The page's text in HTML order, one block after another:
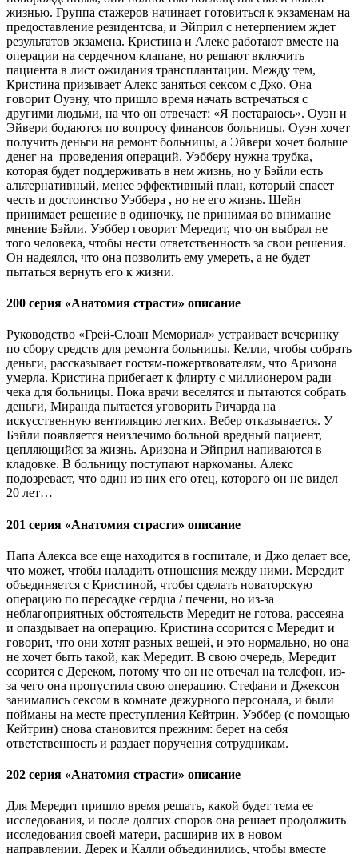
жизнью. Группа стажеров начинает готовиться к экзаменам на
предоставление резидентсва, и Эйприл с нетерпением ждет
результатов экзамена. Кристина и Алекс работают вместе на
операции на сердечном клапане, но решают включить
пациента в лист ожидания трансплантации. Между тем,
Кристина призывает Алекс заняться сексом с Джо. Она
говорит Оуэну, что пришло время начать встречаться с
другими людьми, на что он отвечает: «Я постараюсь». Оуэн и
Эйвери бодаются по вопросу финансов больницы. Оуэн хочет
получить деньги на ремонт больницы, а Эйвери хочет больше
денег на проведения операций. Уэбберу нужна трубка,
которая будет поддерживать в нем жизнь, но у Бэйли есть
альтернативный, менее эффективный план, который спасет
честь и достоинство Уэббера , но не его жизнь. Шейн
принимает решение в одиночку, не принимая во внимание
мнение Бэйли. Уэббер говорит Мередит, что он выбрал не
того человека, чтобы нести ответственность за свои решения.
Он надеялся, что она позволить ему умереть, а не будет
пытаться вернуть его к жизни.
200 серия «Анатомия страсти» описание
Руководство «Грей-Слоан Мемориал» устраивает вечеринку
по сбору средств для ремонта больницы. Келли, чтобы собрать
деньги, рассказывает гостям-пожертвователям, что Аризона
умерла. Кристина прибегает к флирту с миллионером ради
чека для больницы. Пока врачи веселятся и пытаются собрать
деньги, Миранда пытается уговорить Ричарда на
искусственную вентиляцию легких. Вебер отказывается. У
Бэйли появляется неизлечимо больной вредный пациент,
цепляющийся за жизнь. Аризона и Эйприл напиваются в
кладовке. В больницу поступают наркоманы. Алекс
подозревает, что один из них его отец, которого он не видел
20 лет…
201 серия «Анатомия страсти» описание
Папа Алекса все еще находится в госпитале, и Джо делает все,
что может, чтобы наладить отношения между ними. Мередит
объединяется с Кристиной, чтобы сделать новаторскую
операцию по пересадке сердца / печени, но из-за
неблагоприятных обстоятельств Мередит не готова, рассеяна
и опаздывает на операцию. Кристина ссорится с Мередит и
говорит, что они хотят разных вещей, и это нормально, но она
не хочет быть такой, как Мередит. В свою очередь, Мередит
ссорится с Дереком, потому что он не отвечал на ​​телефон, из-
за чего она пропустила свою операцию. Стефани и Джексон
занимались сексом в комнате дежурного персонала, и были
пойманы на месте преступления Кейтрин. Уэббер (с помощью
Кейтрин) снова становится прежним: берет на себя
ответственность и раздает поручения сотрудникам.
202 серия «Анатомия страсти» описание
Для Мередит пришло время решать, какой будет тема ее
исследования, и после долгих споров она решает продолжить
исследования своей матери, расширив их в новом
направлении. Дерек и Калли объединились, чтобы вместе